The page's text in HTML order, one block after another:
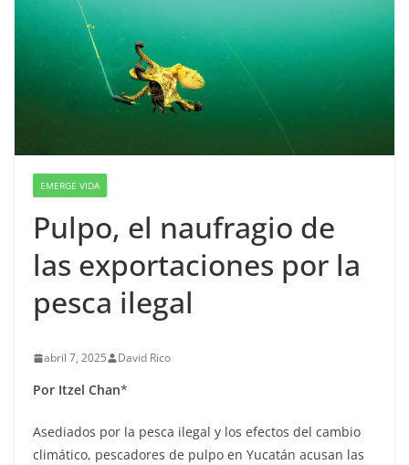
EMERGE VIDA
Pulpo, el naufragio de
las exportaciones por la
pesca ilegal
abril 7, 2025 David Rico
Por Itzel Chan*
Asediados por la pesca ilegal y los efectos del cambio
climático, pescadores de pulpo en Yucatán acusan las